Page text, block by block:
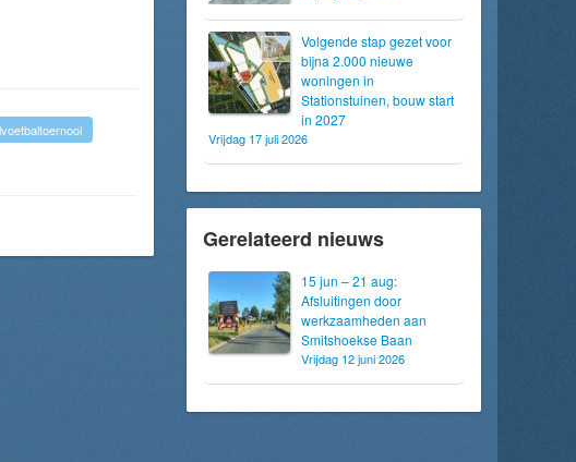
Volgende stap gezet voor
bijna 2.000 nieuwe
woningen in
Stationstuinen, bouw start
in 2027
Vrijdag 17 juli 2026
Gerelateerd nieuws
15 jun – 21 aug:
Afsluitingen door
werkzaamheden aan
Smitshoekse Baan
Vrijdag 12 juni 2026